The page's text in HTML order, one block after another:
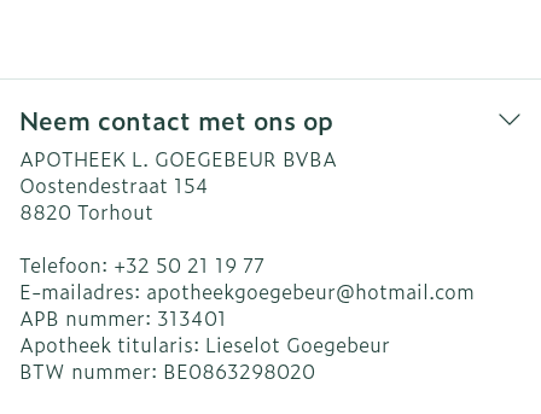
Neem contact met ons op
APOTHEEK L. GOEGEBEUR BVBA
Oostendestraat 154
8820 Torhout
Telefoon: +32 50 21 19 77
E-mailadres: apotheekgoegebeur@hotmail.com
APB nummer: 313401
Apotheek titularis: Lieselot Goegebeur
BTW nummer: BE0863298020